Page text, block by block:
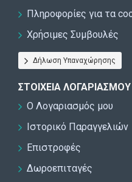
Πληροφορίες για τα
Χρήσιμες Συμβουλές
Δήλωση Υπαναχώρησης
ΣΤΟΙΧΕΊΑ ΛΟΓΑΡΙΑΣΜΟΎ
Ο Λογαριασμός μου
Ιστορικό Παραγγελιών
Επιστροφές
Δωροεπιταγές